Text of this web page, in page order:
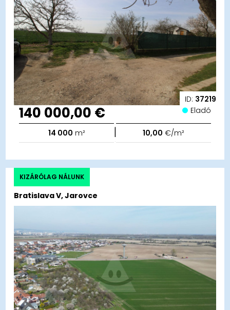
ID: 37219
140 000,00 € Eladó
14 000 m² | 10,00 €/m²
Bratislava V, Jarovce
KIZÁRÓLAG NÁLUNK